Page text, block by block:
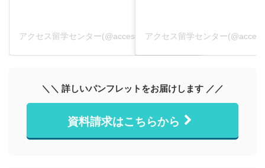
アクセス留学センター(@accessryugaku)がシェアした投稿
＼＼ 詳しいパンフレットをお届けします ／／
資料請求はこちらから